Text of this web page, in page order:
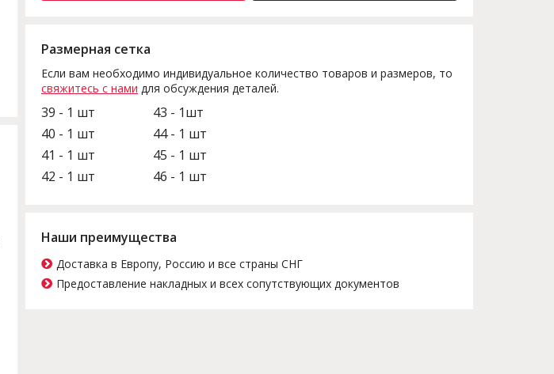
Размерная сетка
Если вам необходимо индивидуальное количество товаров и размеров, то
свяжитесь с нами для обсуждения деталей.
39 - 1 шт
40 - 1 шт
41 - 1 шт
42 - 1 шт
43 - 1шт
44 - 1 шт
45 - 1 шт
46 - 1 шт
Наши преимущества
Доставка в Европу, Россию и все страны СНГ
Предоставление накладных и всех сопутствующих документов